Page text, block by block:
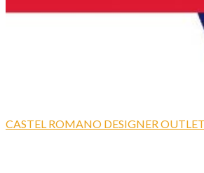
CASTEL ROMANO DESIGNER OUTLET